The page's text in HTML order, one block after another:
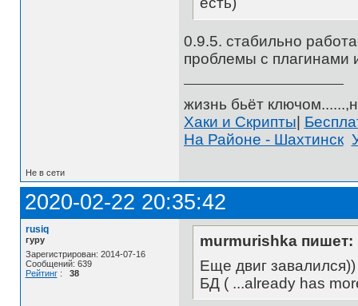
0.9.5. стабильно
проблемы с плагинами
жизнь бьёт
Хаки и Скрипты|
На Районе - Шахтинск
Не в сети
2020-02-22 20:35:42
rusiq
гуру
Зарегистрирован: 2014-07-16
Сообщений: 639
Рейтинг: 38
murmurishka пишет:
Еще двиг
БД ( ...already has